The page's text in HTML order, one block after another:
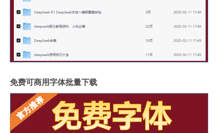
免费可商用字体批量下载